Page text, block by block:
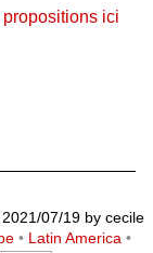
ici
07/19 by cecile
• Latin America •